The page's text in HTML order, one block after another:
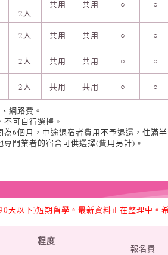
共用
共用 ○ ○
2人
2人 共用 共用 ○ ○
2人 共用 共用 ○ ○
2人 共用 共用 ○ ○
網路費。
可自行選擇。
6個月，中途退宿者費用不予退還，住滿
門業者的宿舍可供選擇(費用另計)。
天以下)短期留學。最新資料正在整理中。
程度
報名費